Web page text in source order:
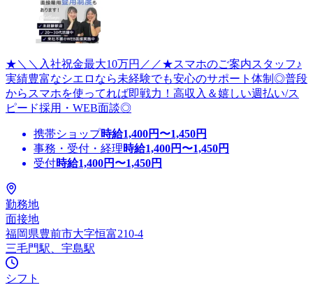
★＼＼入社祝金最大10万円／／★スマホのご案内スタッフ♪
実績豊富なシエロなら未経験でも安心のサポート体制◎普段
からスマホを使ってれば即戦力！高収入＆嬉しい週払い/ス
ピード採用・WEB面談◎
携帯ショップ時給1,400円〜1,450円
事務・受付・経理時給1,400円〜1,450円
受付時給1,400円〜1,450円
勤務地
面接地
福岡県豊前市大字恒富210-4
三毛門駅、宇島駅
シフト